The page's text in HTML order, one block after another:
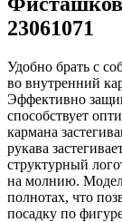
23061071
Удобно брать с
во внутренний
Эффективно
способствует
кармана
рукава
структурный
на молнию.
полнотах, что
посадку по